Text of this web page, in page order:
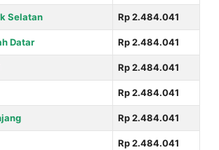
Selatan Rp 2.484.041
Datar Rp 2.484.041
Rp 2.484.041
Rp 2.484.041
Rp 2.484.041
Rp 2.484.041